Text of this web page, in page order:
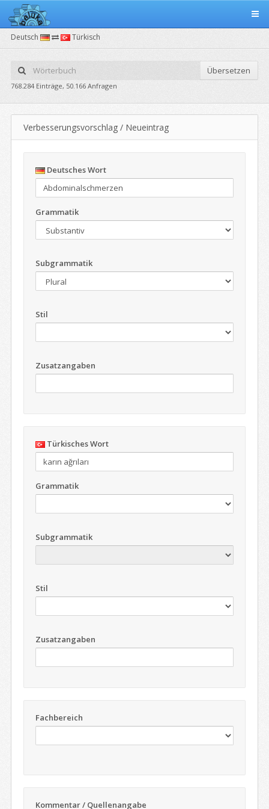
Deutsch Türkisch
Übersetzen
768.284 Einträge, 50.166 Anfragen
Verbesserungsvorschlag / Neueintrag
Deutsches Wort
Grammatik
Subgrammatik
Stil
Zusatzangaben
Türkisches Wort
Grammatik
Subgrammatik
Stil
Zusatzangaben
Fachbereich
Kommentar / Quellenangabe